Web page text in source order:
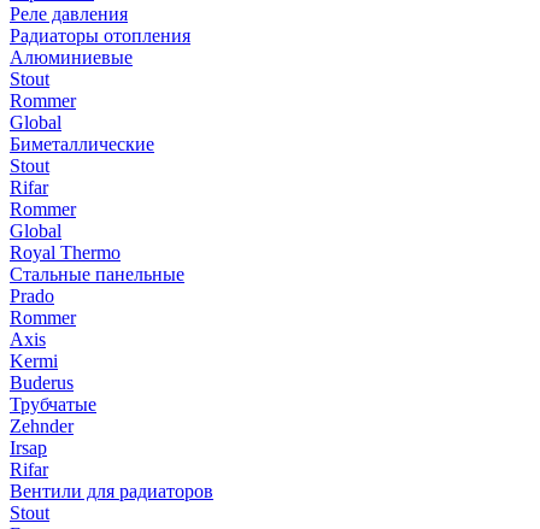
Реле давления
Радиаторы отопления
Алюминиевые
Stout
Rommer
Global
Биметаллические
Stout
Rifar
Rommer
Global
Royal Thermo
Стальные панельные
Prado
Rommer
Axis
Kermi
Buderus
Трубчатые
Zehnder
Irsap
Rifar
Вентили для радиаторов
Stout